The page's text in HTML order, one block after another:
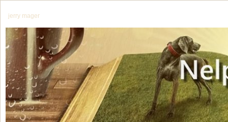
jerry mager